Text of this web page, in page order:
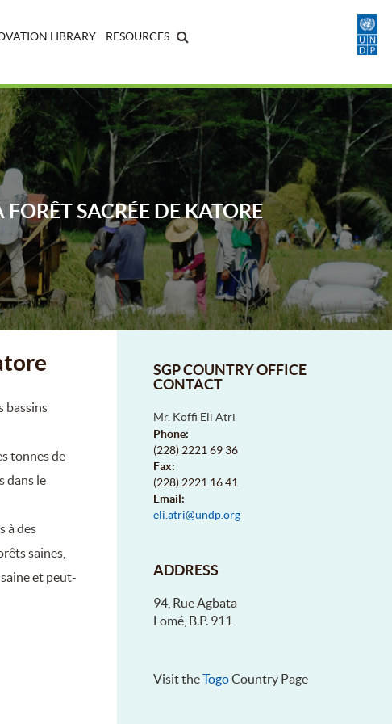
LIBRARY RESOURCES
SACRÉE DE KATORE
bassins
tonnes de
dans le
à des
saines,
et peut-
SGP COUNTRY OFFICE
CONTACT
Mr. Koffi Eli Atri
Phone:
(228) 2221 69 36
Fax:
(228) 2221 16 41
Email:
eli.atri@undp.org
ADDRESS
94, Rue Agbata
Lomé, B.P. 911
Visit theTogoCountry Page